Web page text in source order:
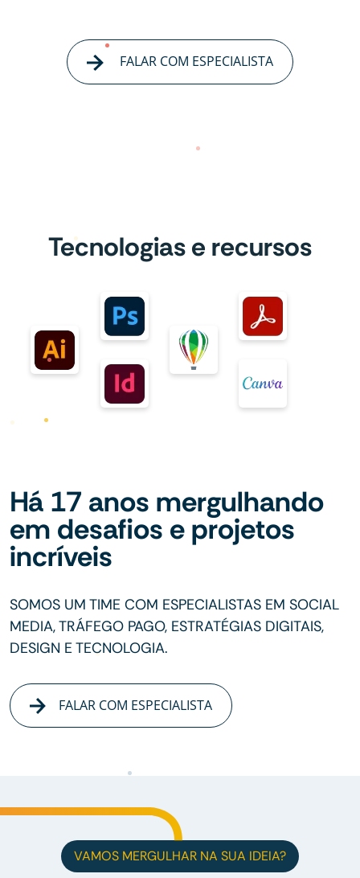
FALAR COM ESPECIALISTA
Tecnologias e recursos
Há 17 anos mergulhando
em desafios e projetos
incríveis
SOMOS UM TIME COM ESPECIALISTAS EM SOCIAL
MEDIA, TRÁFEGO PAGO, ESTRATÉGIAS DIGITAIS,
DESIGN E TECNOLOGIA.
FALAR COM ESPECIALISTA
VAMOS MERGULHAR NA SUA IDEIA?